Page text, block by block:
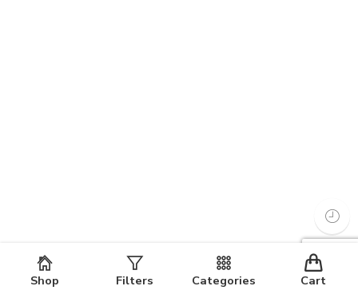
Shop Filters Categories Cart